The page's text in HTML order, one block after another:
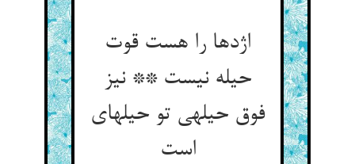
اژدها را هست قوت
حیله نیست ** نیز
فوق حیله‏ی تو حیله‏ای
است‏